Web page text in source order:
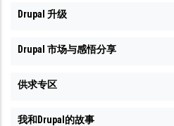
Drupal 升级
Drupal 市场与感悟分享
供求专区
我和Drupal的故事